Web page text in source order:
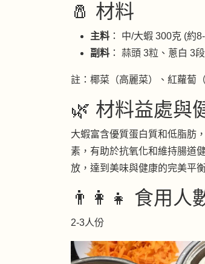
🧂 材料
主料 ： 中/大蝦 300克 (約
副料 ： 蒜頭 3粒、蔥白 3
註：椰菜（高麗菜）、紅蘿蔔（
🌿 材料益處與
大蝦富含優質蛋白質和低脂肪
素，有助於抗氧化和維持腸道
放，達到美味與健康的完美平
👨‍👩‍👧 食用人
2-3人份